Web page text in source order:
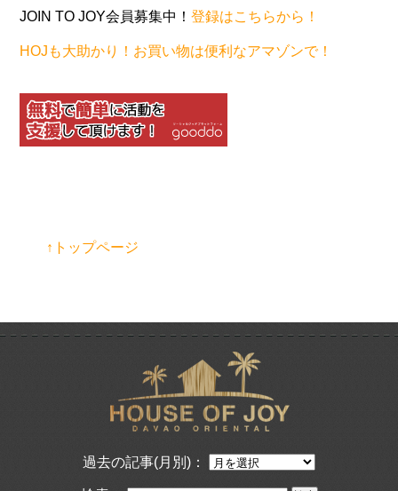
JOIN TO JOY会員募集中！登録はこちらから！
HOJも大助かり！お買い物は便利なアマゾンで！
↑トップページ
過去の記事(月別)：